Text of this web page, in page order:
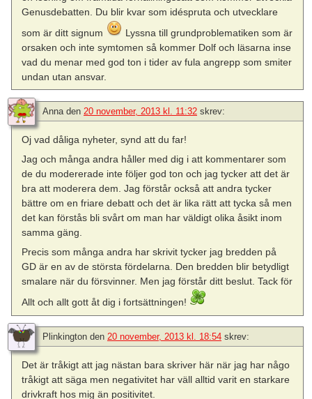
Genusdebatten. Du blir kvar som idéspruta och utvecklare
som är ditt signum
Lyssna till grundproblematiken som är
orsaken och inte symtomen så kommer Dolf och läsarna inse
vad du menar med god ton i tider av fula angrepp som smiter
undan utan ansvar.
Annaden 20 november, 2013 kl. 11:32 skrev:
Oj vad dåliga nyheter, synd att du far!
Jag och många andra håller med dig i att kommentarer som
de du modererade inte följer god ton och jag tycker att det är
bra att moderera dem. Jag förstår också att andra tycker
bättre om en friare debatt och det är lika rätt att tycka så men
det kan förstås bli svårt om man har väldigt olika åsikt inom
samma gäng.
Precis som många andra har skrivit tycker jag bredden på
GD är en av de största fördelarna. Den bredden blir betydligt
smalare när du försvinner. Men jag förstår ditt beslut. Tack för
Allt och allt gott åt dig i fortsättningen!
Plinkington den 20 november, 2013 kl. 18:54 skrev:
Det är tråkigt att jag nästan bara skriver här när jag har någo
tråkigt att säga men negativitet har väll alltid varit en starkare
drivkraft hos mig än positivitet.